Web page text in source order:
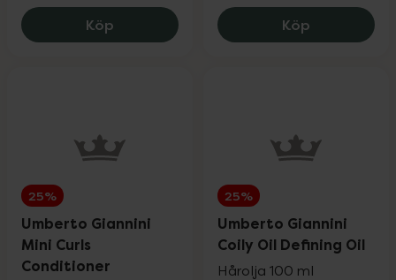
Köp Umberto Giannini Mini Curls Shampoo,
Köp Umberto
25%
Umberto Giannini
Mini Curls
Conditioner
25%
Umberto Giannini
Coily Oil Defining Oil
Hårolja 100 ml